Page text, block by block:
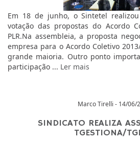
Em 18 de junho, o Sintetel
votação das propostas do Acordo
PLR.Na assembleia, a proposta
empresa para o Acordo Coletivo
grande maioria. Outro ponto
participação ... Ler mais
Marco Tirelli - 14/06/
SINDICATO REALIZA
TGESTIONA/